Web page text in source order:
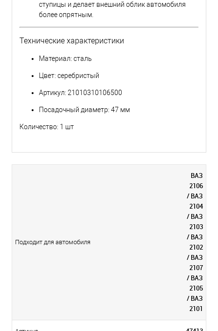
ступицы и делает внешний облик автомобиля
более опрятным.
Технические характеристики
Материал: сталь
Цвет: серебристый
Артикул: 21010310106500
Посадочный диаметр: 47 мм
Количество: 1 шт
Подходит для автомобиля
ВАЗ
2106
/ ВАЗ
2104
/ ВАЗ
2103
/ ВАЗ
2102
/ ВАЗ
2107
/ ВАЗ
2105
/ ВАЗ
2101